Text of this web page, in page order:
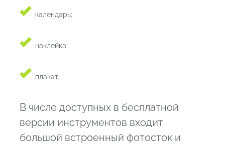
календарь;
наклейка;
плакат.
В числе доступных в бесплатной
версии инструментов входит
большой встроенный фотосток и